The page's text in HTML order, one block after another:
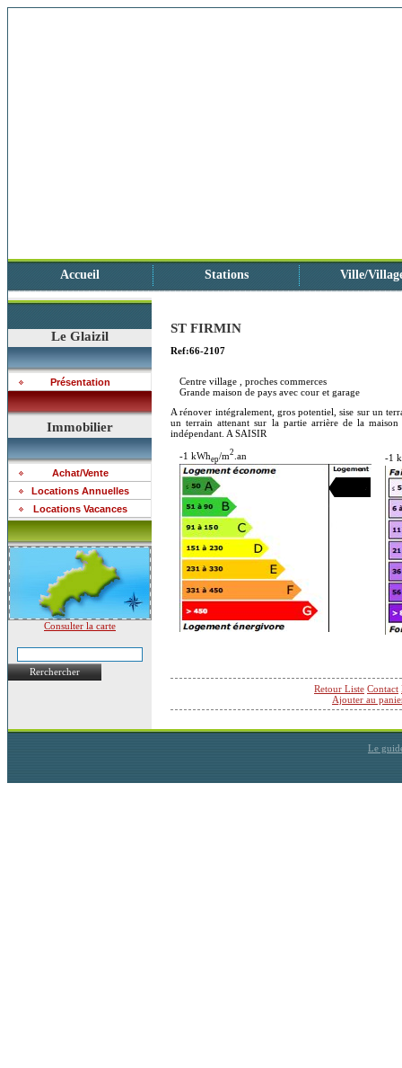
Accueil Stations Ville/
Le Glaizil
Présentation
Immobilier
Achat/Vente
Locations Annuelles
Locations Vacances
Consulter la carte
Rerchercher
ST FIRMIN
Ref:66-2107
Centre village , proches commerces
Grande maison de pays avec cour et garage
A rénover intégralement, gros potentiel, sise sur un
un terrain attenant sur la partie arrière de la
indépendant. A SAISIR
-1 kWhep/m2 .an -1
Retour Liste Contact
Ajouter au
Le